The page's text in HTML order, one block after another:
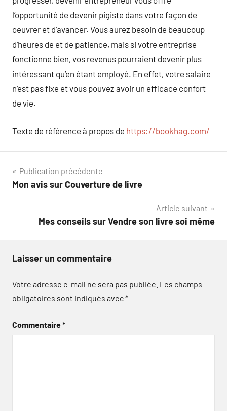
l’opportunité de devenir pigiste dans votre façon de
oeuvrer et d’avancer. Vous aurez besoin de beaucoup
d’heures de et de patience, mais si votre entreprise
fonctionne bien, vos revenus pourraient devenir plus
intéressant qu’en étant employé. En effet, votre salaire
n’est pas fixe et vous pouvez avoir un efficace confort
de vie.
Texte de référence à propos de https://bookhag.com/
Navigation
de
Publication précédente
Mon avis sur Couverture de livre
Article suivant
Mes conseils sur Vendre son livre soi même
Laisser un commentaire
Votre adresse e-mail ne sera pas publiée. Les champs
obligatoires sont indiqués avec*
Commentaire*